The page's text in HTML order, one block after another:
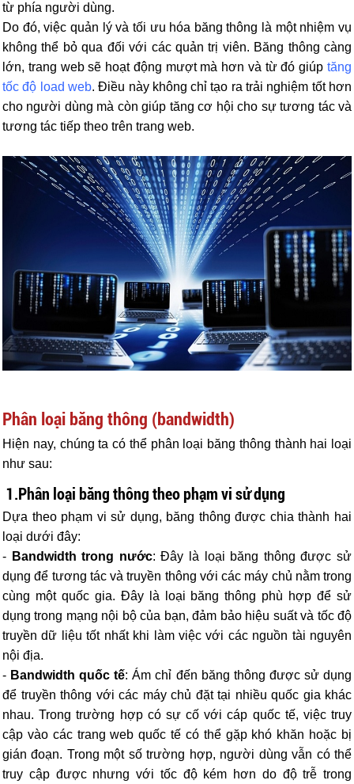
từ phía người dùng.
Do đó, việc quản lý và tối ưu hóa băng thông là một nhiệm vụ
không thể bỏ qua đối với các quản trị viên. Băng thông càng
lớn, trang web sẽ hoạt động mượt mà hơn và từ đó giúp tăng
tốc độ load web. Điều này không chỉ tạo ra trải nghiệm tốt hơn
cho người dùng mà còn giúp tăng cơ hội cho sự tương tác và
tương tác tiếp theo trên trang web.
Phân loại băng thông (bandwidth)
Hiện nay, chúng ta có thể phân loại băng thông thành hai loại
như sau:
1.Phân loại băng thông theo phạm vi sử dụng
Dựa theo phạm vi sử dụng, băng thông được chia thành hai
loại dưới đây:
- Bandwidth trong nước: Đây là loại băng thông được sử
dụng để tương tác và truyền thông với các máy chủ nằm trong
cùng một quốc gia. Đây là loại băng thông phù hợp để sử
dụng trong mạng nội bộ của bạn, đảm bảo hiệu suất và tốc độ
truyền dữ liệu tốt nhất khi làm việc với các nguồn tài nguyên
nội địa.
- Bandwidth quốc tế: Ám chỉ đến băng thông được sử dụng
để truyền thông với các máy chủ đặt tại nhiều quốc gia khác
nhau. Trong trường hợp có sự cố với cáp quốc tế, việc truy
cập vào các trang web quốc tế có thể gặp khó khăn hoặc bị
gián đoạn. Trong một số trường hợp, người dùng vẫn có thể
truy cập được nhưng với tốc độ kém hơn do độ trễ trong